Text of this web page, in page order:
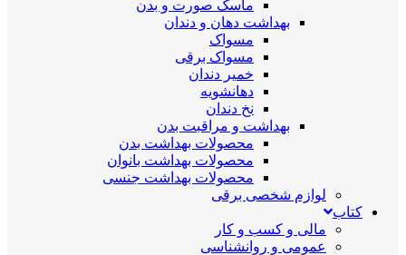
ماسک صورت و بدن
بهداشت دهان و دندان
مسواک
مسواک برقی
خمیر دندان
دهانشویه
نخ دندان
بهداشت و مراقبت بدن
محصولات بهداشت بدن
محصولات بهداشت بانوان
محصولات بهداشت جنسی
لوازم شخصی برقی
کتاب
مالی و کسب و کار
عمومی و روانشناسی